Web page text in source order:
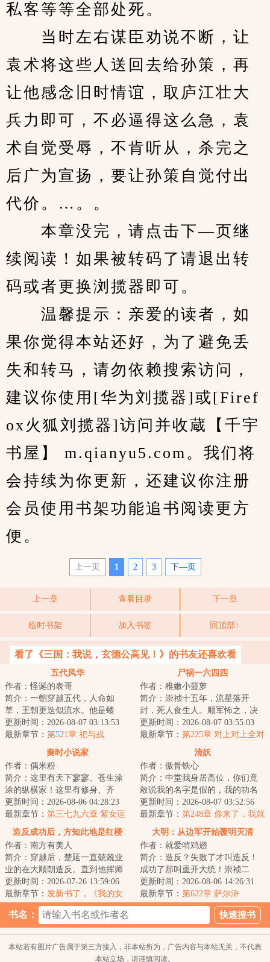
私客等等全部处死。
当时左右谋臣劝说不断，让
袁术将这些人送回去给孙策，再
让他感念旧时情谊，取庐江壮大
兵力即可，不必逼得这么急，袁
术自觉受辱，不肯听从，杀完之
后广为宣扬，要让孙策自觉付出
代价。…。。
本章没完，请点击下—页继
续阅读！如果被转码了请退出转
码或者更换浏揽器即可。
温馨提示：亲爱的读者，如
果你觉得本站还好，为了避免丢
失和转马，请勿依赖搜索访问，
建议你使用[华为刘揽器]或[Firef
ox火狐刘揽器]访问并收蔵【千宇
书屋】 m.qianyu5.com。我们将
会持续为你更新，还建议你注册
会员使用书架功能追书阅读更方
便。
上一页 1 2 3 下—页
上一章 查看目录 下一章
临时书架 加入书签 回顶部↑
看了《三国：我说，玄德公高见！》的书友还喜欢看
五代风华
作者：怪诞的表哥
简介：一朝穿越五代，人命如
草，王朝更迭似流水。他是蝼
蚁，则撼参天巨树，为棋子，则
破天下局。布衣之志...
更新时间：2026-08-07 03:13:53
最新章节： 第521章 祀与戎
尸祸一六四四
作者：稚嫩小菠萝
简介：崇祯十五年，流星落开
封，死人食生人。顺军怖之，决
马家口灌开封，而祸水横流。两
年后，岁的初二学...
更新时间：2026-08-07 03:55:03
最新章节： 第225章 对上对上全对
秦时小说家
作者：偶米粉
简介：这里有天下寥寥、苍生涂
涂的纵横家！这里有修身、齐
家、治国、平天下的儒家！这里
有天下皆白、唯我...
更新时间：2026-08-06 04:28:23
最新章节： 第三七九六章 紫女运
道（求票票）
清妖
作者：傲骨铁心
简介：中堂我身居高位，你们竟
敢说我的名字是假的，我的功名
是假的，我为官这么多年的经历
是假的，我为大...
更新时间：2026-08-07 03:52:56
最新章节： 第248章 你来了，我就
放心了
造反成功后，方知此地是红楼
作者：南方有美人
简介：穿越后，楚延一直兢兢业
业的在大顺朝造反。直到他挥师
北伐，二十万大军围困京城时，
才猛然发现，这...
更新时间：2026-07-26 13:59:06
最新章节： 发新书了，《我的女
友是收容物》
大明：从边军开始覆明灭清
作者：就爱啃鸡翅
简介：造反？失败了才叫造反！
成功了那叫重开大统！崇祯二
年，天灾席卷大明上下，后金挥
师入关。内有银川...
更新时间：2026-08-06 14:26:31
最新章节： 第622章 萨尔浒
书名：
本站若有图片广告属于第三方接入，非本站所为，广告内容与本站无关，不代表
本站立场，请谨慎阅读。